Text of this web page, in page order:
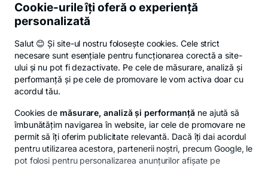
Privacy HubPolitica de confidențialitatePolitica de cookies
© Copyright 2026 Banca Transilvania. Toate drepturile
rezervate.
Cookie-urile îți oferă o experiență
personalizată
Salut 😊 Și site-ul nostru folosește cookies. Cele strict
necesare sunt esențiale pentru funcționarea corectă a site-
ului și nu pot fi dezactivate. Pe cele de măsurare, analiză și
performanță și pe cele de promovare le vom activa doar cu
acordul tău.
Cookies de măsurare, analiză și performanță ne ajută să
îmbunătățim navigarea în website, iar cele de promovare ne
permit să îți oferim publicitate relevantă. Dacă îți dai acordul
pentru utilizarea acestora, partenerii noștri, precum Google, le
pot folosi pentru personalizarea anunțurilor afișate pe